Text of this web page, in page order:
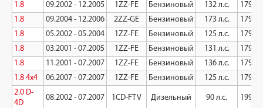
1.8 09.2002 - 12.2005 1ZZ-FE Бензиновый 132 л.с.
1794
1.8
09.2004 - 12.2006 2ZZ-GE Бензиновый 173 л.с.
1795
1.8
05.2002 - 05.2004 1ZZ-FE Бензиновый 125 л.с.
1794
1.8
03.2001 - 07.2005 1ZZ-FE Бензиновый 131 л.с.
1794
1.8
11.2001 - 07.2007 1ZZ-FE Бензиновый 136 л.с.
1794
1.8 4x4
06.2007 - 07.2007 1ZZ-FE Бензиновый 125 л.с.
1794
2.0 D-
4D
08.2002 - 07.2007 1CD-FTV Дизельный 90 л.с. 1995